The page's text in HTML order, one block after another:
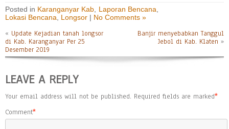
Posted in Karanganyar Kab Laporan Bencana
Lokasi Bencana
Longsor | No Comments »
« Update Kejadian tanah longsor
di Kab. Karanganyar Per 25
Desember 2019
Banjir menyebabkan Tanggul
Jebol di Kab. Klaten »
LEAVE A REPLY
Your email address will not be published. Required fields are marked*
Comment*